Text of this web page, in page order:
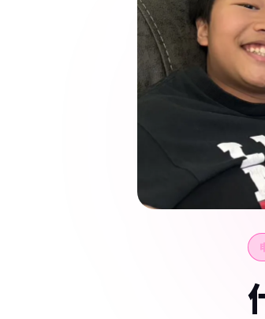
7
墨西哥 🇨🇴 哥倫比亞